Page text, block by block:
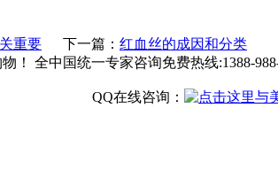
重要 下一篇： 红血丝的成因和分类
！ 全中国统一专家咨询免费热线:1388-
QQ在线咨询：